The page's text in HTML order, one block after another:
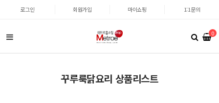
로그인 회원가입 마이쇼핑 1:1문의
0
꾸루룩닭요리 상품리스트